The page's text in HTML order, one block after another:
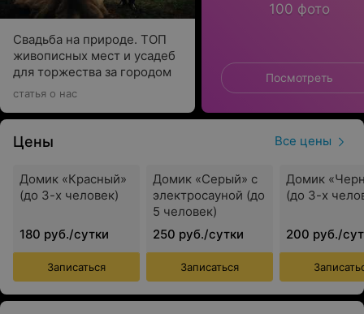
Свадьба на природе. ТОП
живописных мест и усадеб
для торжества за городом
статья о нас
100 фото
Посмотреть
Цены Все цены
Домик «Красный»
(до 3-х человек)
180 руб./сутки
Записаться
Домик «Серый» с
электросауной (до
5 человек)
250 руб./сутки
Записаться
Домик
(до 3-х
200 руб./